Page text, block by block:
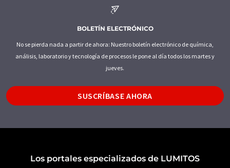
BOLETÍN ELECTRÓNICO
No se pierda nada a partir de ahora: Nuestro boletín electrónico de química,
análisis, laboratorio y tecnología de procesos le pone al día todos los martes y
jueves.
SUSCRÍBASE AHORA
Los portales especializados de LUMITOS